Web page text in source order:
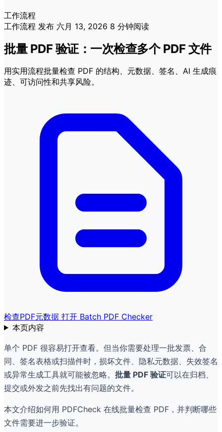
工作流程
工作流程 发布 六月 13, 2026 8 分钟阅读
批量 PDF 验证：一次检查多个 PDF 文件
用实用流程批量检查 PDF 的结构、元数据、签名、AI 生成痕
迹、可访问性和共享风险。
检查PDF元数据 打开 Batch PDF Checker
本页内容
单个 PDF 很容易打开查看。但当你需要处理一批发票、合
同、签名表格或扫描件时，损坏文件、隐私元数据、失效签名
或异常生成工具就可能被忽略。 批量 PDF 验证可以在归档、
提交或外发之前先找出有问题的文件。
本文介绍如何用 PDFCheck 在线批量检查 PDF，并判断哪些
文件需要进一步验证。